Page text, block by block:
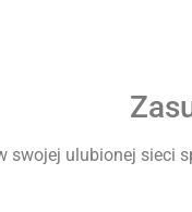
swojej ulubionej sieci